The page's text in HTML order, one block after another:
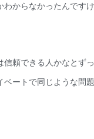
わからなかったんで
信頼できる人かなとず
ートで同じような問